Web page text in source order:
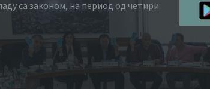
са законом, на период од четири